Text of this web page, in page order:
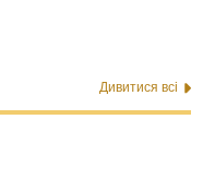
Дивитися всі